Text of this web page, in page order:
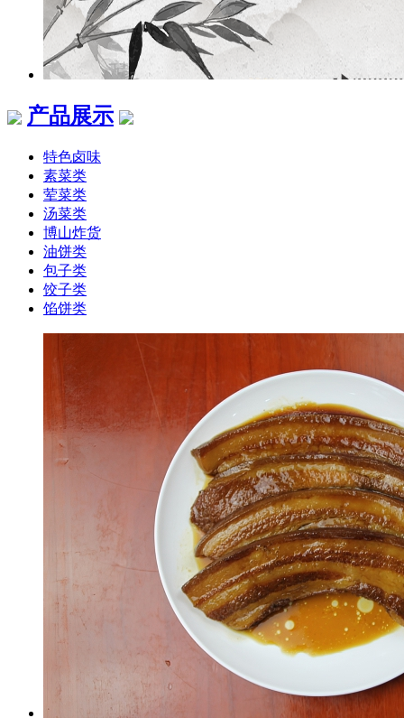
产品展示
特色卤味
素菜类
荤菜类
汤菜类
博山炸货
油饼类
包子类
饺子类
馅饼类